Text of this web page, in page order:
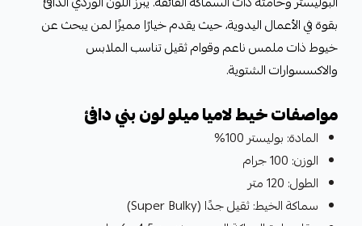
بقوة في الأعمال اليدوية، حيث يقدم خيارًا مميزًا لمن يبحث عن
خيوط ذات ملمس ناعم وقوام ثقيل تناسب الملابس
والاكسسوارات الشتوية.
مواصفات خيط لاميا ميلو لون بني دافئ
المادة: بوليستر 100%
الوزن: 100 جرام
الطول: 120 متر
سماكة الخيط: ثقيل جدًا (Super Bulky)